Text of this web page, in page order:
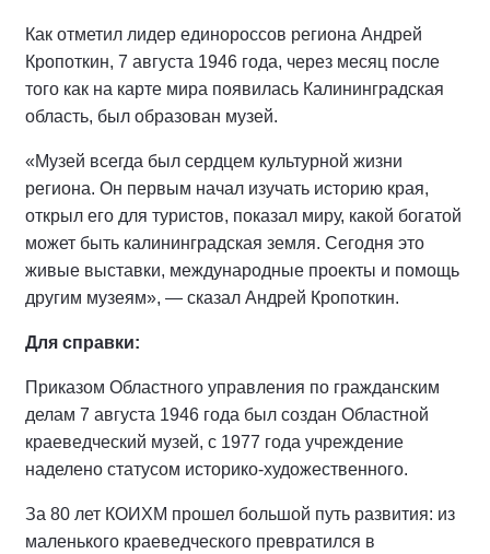
Как отметил лидер единороссов региона Андрей
Кропоткин, 7 августа 1946 года, через месяц после
того как на карте мира появилась Калининградская
область, был образован музей.
«Музей всегда был сердцем культурной жизни
региона. Он первым начал изучать историю края,
открыл его для туристов, показал миру, какой богатой
может быть калининградская земля. Сегодня это
живые выставки, международные проекты и помощь
другим музеям», — сказал Андрей Кропоткин.
Для справки:
Приказом Областного управления по гражданским
делам 7 августа 1946 года был создан Областной
краеведческий музей, с 1977 года учреждение
наделено статусом историко-художественного.
За 80 лет КОИХМ прошел большой путь развития: из
маленького краеведческого превратился в